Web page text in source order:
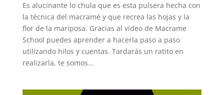
Es alucinante lo chula que es esta pulsera hecha con
la técnica del macramé y que recrea las hojas y la
flor de la mariposa. Gracias al vídeo de Macrame
School puedes aprender a hacerla paso a paso
utilizando hilos y cuentas. Tardarás un ratito en
realizarla, te somos...